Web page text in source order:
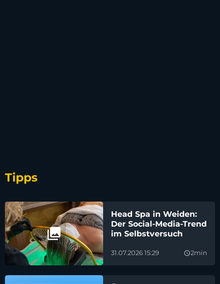
Tipps
Head Spa in Weiden:
Der Social-Media-Trend
im Selbstversuch
31.07.2026 15:29 query_builder2min